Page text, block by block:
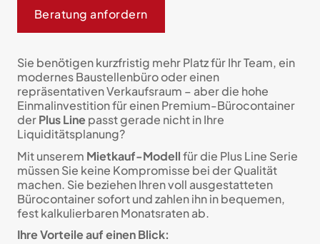
Beratung anfordern
Sie benötigen kurzfristig mehr Platz für Ihr Team, ein
modernes Baustellenbüro oder einen
repräsentativen Verkaufsraum – aber die hohe
Einmalinvestition für einen Premium-Bürocontainer
derPlus Linepasst gerade nicht in Ihre
Liquiditätsplanung?
Mit unserem Mietkauf-Modellfür die Plus Line Serie
müssen Sie keine Kompromisse bei der Qualität
machen. Sie beziehen Ihren voll ausgestatteten
Bürocontainer sofort und zahlen ihn in bequemen,
fest kalkulierbaren Monatsraten ab.
Ihre Vorteile auf einen Blick: